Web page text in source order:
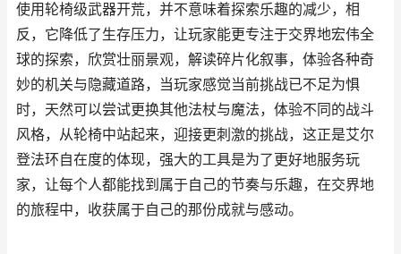
使用轮椅级武器开荒，并不意味着探索乐趣的减少，相
反，它降低了生存压力，让玩家能更专注于交界地宏伟全
球的探索，欣赏壮丽景观，解读碎片化叙事，体验各种奇
妙的机关与隐藏道路，当玩家感觉当前挑战已不足为惧
时，天然可以尝试更换其他法杖与魔法，体验不同的战斗
风格，从轮椅中站起来，迎接更刺激的挑战，这正是艾尔
登法环自在度的体现，强大的工具是为了更好地服务玩
家，让每个人都能找到属于自己的节奏与乐趣，在交界地
的旅程中，收获属于自己的那份成就与感动。